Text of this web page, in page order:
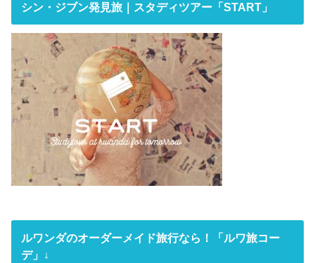
シン・ジブン発見旅｜スタディツアー「START」
ルワンダのオーダーメイド旅行なら！「ルワ旅コー
デ」↓